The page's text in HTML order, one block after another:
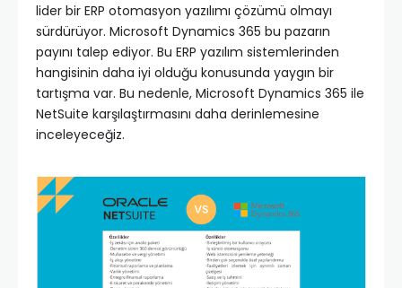
lider bir ERP otomasyon yazılımı çözümü olmayı
sürdürüyor. Microsoft Dynamics 365 bu pazarın
payını talep ediyor. Bu ERP yazılım sistemlerinden
hangisinin daha iyi olduğu konusunda yaygın bir
tartışma var. Bu nedenle, Microsoft Dynamics 365 ile
NetSuite karşılaştırmasını daha derinlemesine
inceleyeceğiz.